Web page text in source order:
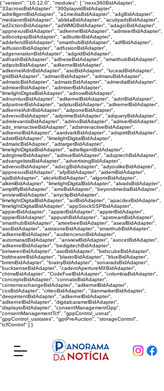
{ "version": "10.12.0", "modules": [ "nexx360BidAdapter",
"33acrossBidAdapter", "360playvidBidAdapter",
"adtelligentBidAdapter", "a1mediaBidAdapter", "a4gBidAdapter",
"medianetBidAdapter", "ablidaBidAdapter", "acuityadsBidAdapter",
"ad2ictionBidAdapter", "adWMGBidAdapter", "adagioBidAdapter",
"appnexusBidAdapter", "adkernelBidAdapter", "admixerBidAdapter",
"adbookpspBidAdapter", "adbutlerBidAdapter",
"addefendBidAdapter", "smarthubBidAdapter", "adfBidAdapter",
"adfusionBidAdapter", "adfusionBidAdapter",
"adgenerationBidAdapter", "adgridBidAdapter",
"adhashBidAdapter", "adheseBidAdapter", "smarthubBidAdapter",
"adipoloBidAdapter", "adkernelBidAdapter",
"adkernelAdnBidAdapter", "asoBidAdapter", "luceadBidAdapter",
"gridBidAdapter", "admanBidAdapter", "admaruBidAdapter",
"admaticBidAdapter", "admaticBidAdapter", "admediaBidAdapter",
"admixerBidAdapter", "admixerBidAdapter",
"limelightDigitalBidAdapter", "adnowBidAdapter",
"adnuntiusBidAdapter", "adkernelBidAdapter", "adotBidAdapter",
"adpartnerBidAdapter", "adplusBidAdapter", "adkernelBidAdapter",
"adkernelAdnBidAdapter", "adponeBidAdapter",
"adverxoBidAdapter", "adprimeBidAdapter", "adqueryBidAdapter",
"adrelevantisBidAdapter", "adrinoBidAdapter", "adriverBidAdapter",
"ads_interactiveBidAdapter", "adsinteractiveBidAdapter",
"adkernelBidAdapter", "aardvarkBidAdapter", "adspiritBidAdapter",
"adstirBidAdapter", "limelightDigitalBidAdapter",
"admaticBidAdapter", "adtargetBidAdapter",
"limelightDigitalBidAdapter", "adtelligentBidAdapter",
"adtrgtmeBidAdapter", "adtrueBidAdapter", "aduptechBidAdapter",
"advangelistsBidAdapter", "advertisingBidAdapter",
"adverxoBidAdapter", "adxcgBidAdapter", "adyoulikeBidAdapter",
"appnexusBidAdapter", "afpBidAdapter", "aidemBidAdapter",
"ajaBidAdapter", "akceloBidAdapter", "algorixBidAdapter",
"alkimiBidAdapter", "limelightDigitalBidAdapter", "alvadsBidAdapter",
"ampliffyBidAdapter", "amxBidAdapter", "beyondmediaBidAdapter",
"aniviewBidAdapter", "anyclipBidAdapter",
"limelightDigitalBidAdapter", "aolBidAdapter", "apacdexBidAdapter",
"limelightDigitalBidAdapter", "appStockSSPBidAdapter",
"appierBidAdapter", "appierBidAdapter", "appierBidAdapter",
"appierBidAdapter", "appushBidAdapter", "apstreamBidAdapter",
"smarthubBidAdapter", "arteebeeBidAdapter", "asealBidAdapter",
"asoBidAdapter", "astraoneBidAdapter", "smarthubBidAdapter",
"adkernelBidAdapter", "audiencerunBidAdapter",
"automatadBidAdapter", "aniviewBidAdapter", "avocetBidAdapter",
"adkernelBidAdapter", "bedigitechBidAdapter",
"betweenBidAdapter", "asoBidAdapter", "bidscubeBidAdapter",
"bidtheatreBidAdapter", "blastoBidAdapter", "blueBidAdapter",
"bmtmBidAdapter", "brainyBidAdapter", "sonaradsBidAdapter",
"bucksenseBidAdapter", "cadentApertureMXBidAdapter",
"chtnwBidAdapter", "CodeFuelBidAdapter", "colombiaBidAdapter",
"conceptxBidAdapter", "connatixBidAdapter",
"contentexchangeBidAdapter", "adkernelBidAdapter",
"coxBidAdapter", "criteoBidAdapter", "danmarketBidAdapter",
"deepintentBidAdapter", "adkernelBidAdapter",
"adkernelBidAdapter", "digitalcaramelBidAdapter",
"displayioBidAdapter", "consentManagementGpp",
"consentManagementTcf", "gppControl_usnat",
"gppControl_usstates", "gptPreAuction", "storageControl",
"tcfControl" ] }